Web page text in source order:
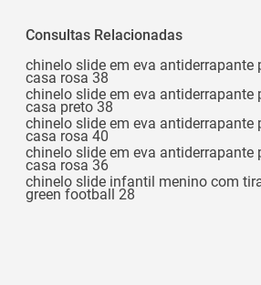
Verde
Ver todos
Eva Encontrado na Ficha
Consultas Relacionadas
chinelo slide em eva antiderrapante
casa rosa 38
chinelo slide em eva antiderrapante
casa preto 38
chinelo slide em eva antiderrapante
casa rosa 40
chinelo slide em eva antiderrapante
casa rosa 36
chinelo slide infantil menino com
green football 28